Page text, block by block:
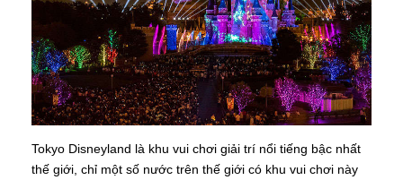
Tokyo Disneyland là khu vui chơi giải trí nổi tiếng bậc nhất
thế giới, chỉ một số nước trên thế giới có khu vui chơi này